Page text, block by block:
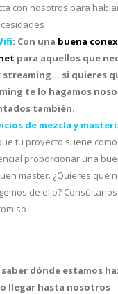
con nosotros para
: Con una buena
para aquellos que
streaming… si quieres
te lo hagamos
también.
de mezcla y
tu proyecto suene
proporcionar una
master. ¿Quieres que
de ello?
dónde estamos
llegar hasta nosotros